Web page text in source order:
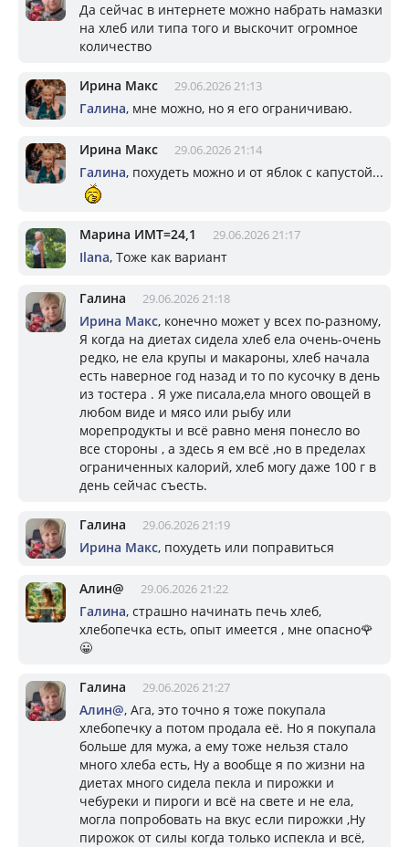
Да сейчас в интернете можно набрать намазки
на хлеб или типа того и выскочит огромное
количество
Ирина Макс 29.06.2026 21:13
Галина, мне можно, но я его ограничиваю.
Ирина Макс 29.06.2026 21:14
Галина, похудеть можно и от яблок с капустой...
Марина ИМТ=24,1 29.06.2026 21:17
Ilana, Тоже как вариант
Галина 29.06.2026 21:18
Ирина Макс, конечно может у всех по-разному,
Я когда на диетах сидела хлеб ела очень-очень
редко, не ела крупы и макароны, хлеб начала
есть наверное год назад и то по кусочку в день
из тостера . Я уже писала,ела много овощей в
любом виде и мясо или рыбу или
морепродукты и всё равно меня понесло во
все стороны , а здесь я ем всё ,но в пределах
ограниченных калорий, хлеб могу даже 100 г в
день сейчас съесть.
Галина 29.06.2026 21:19
Ирина Макс, похудеть или поправиться
Алин@ 29.06.2026 21:22
Галина, страшно начинать печь хлеб,
хлебопечка есть, опыт имеется , мне опасно🌹
😀
Галина 29.06.2026 21:27
Алин@, Ага, это точно я тоже покупала
хлебопечку а потом продала её. Но я покупала
больше для мужа, а ему тоже нельзя стало
много хлеба есть, Ну а вообще я по жизни на
диетах много сидела пекла и пирожки и
чебуреки и пироги и всё на свете и не ела,
могла попробовать на вкус если пирожки ,Ну
пирожок от силы когда только испекла и всё,